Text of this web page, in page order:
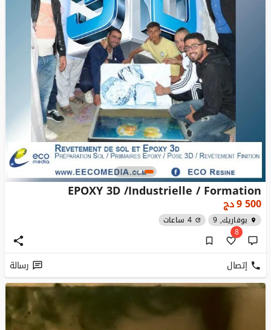
EPOXY 3D /Industrielle / Formation
9 500دج
بوفاريك, 9
4 ساعات
8
إتصال رسالة